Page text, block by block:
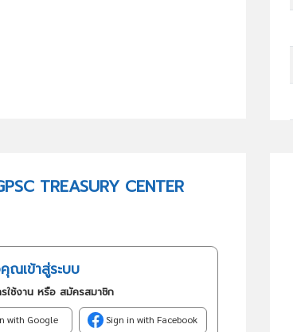
TREASURY CENTER
ณเข้าสู่ระบบ
ใช้งาน หรือ สมัครสมาชิก
with Google Sign in with Facebook